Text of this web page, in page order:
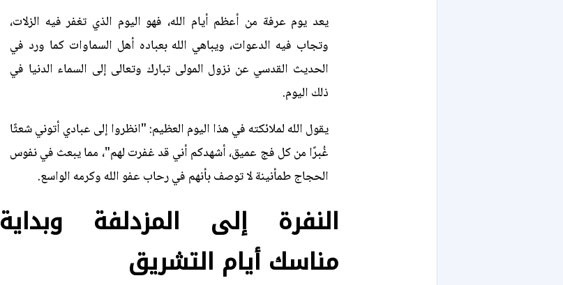
يعد يوم عرفة من أعظم أيام الله، فهو اليوم الذي تغفر فيه الزلات،
وتجاب فيه الدعوات، ويباهي الله بعباده أهل السماوات كما ورد في
الحديث القدسي عن نزول المولى تبارك وتعالى إلى السماء الدنيا في
ذلك اليوم.
يقول الله لملائكته في هذا اليوم العظيم: "انظروا إلى عبادي أتوني شعثًا
غُبرًا من كل فج عميق، أشهدكم أني قد غفرت لهم"، مما يبعث في نفوس
الحجاج طمأنينة لا توصف بأنهم في رحاب عفو الله وكرمه الواسع.
النفرة إلى المزدلفة وبداية
مناسك أيام التشريق